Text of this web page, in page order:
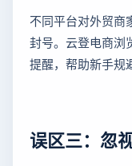
不同平台对外贸商
封号。云登电商浏
提醒，帮助新手规
误区三：忽